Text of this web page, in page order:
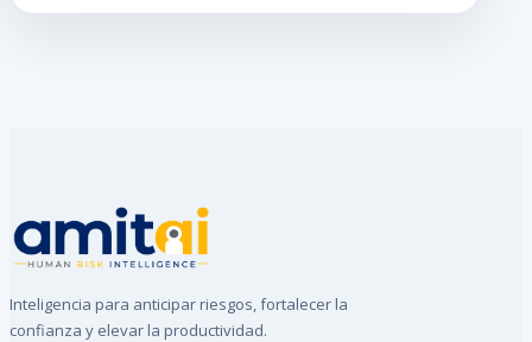
Inteligencia para anticipar riesgos, fortalecer la
confianza y elevar la productividad.